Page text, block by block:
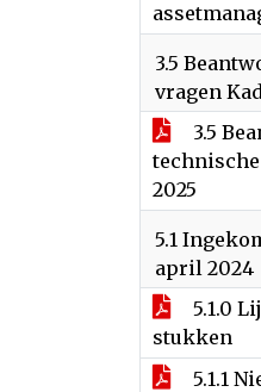
3.5
vragen
3.5
2025
5.1
april 2024
5.1.0
stukken
5.1.1